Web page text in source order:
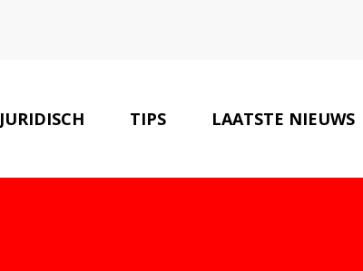
JURIDISCH TIPS LAATSTE NIEUWS